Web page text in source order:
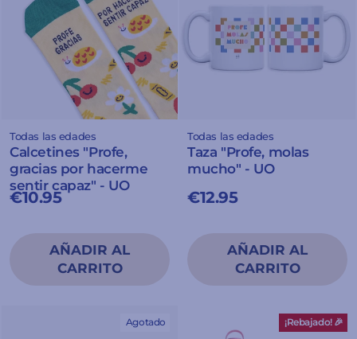
Todas las edades
Calcetines "Profe,
gracias por hacerme
sentir capaz" - UO
€10.95
Todas las edades
Taza "Profe, molas
mucho" - UO
€12.95
Agotado ¡Rebajado! 🎉